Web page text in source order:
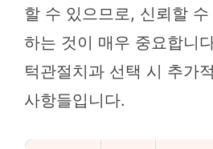
할 수 있으므로, 신뢰할
하는 것이 매우 중요합니
턱관절치과 선택 시 추가
사항들입니다.